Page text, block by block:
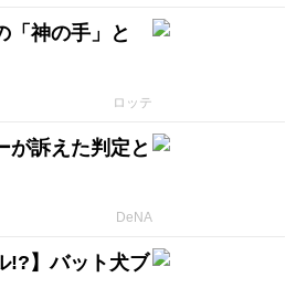
「神の手」と
ロッテ
が訴えた判定と
DeNA
!?】バット犬ブ